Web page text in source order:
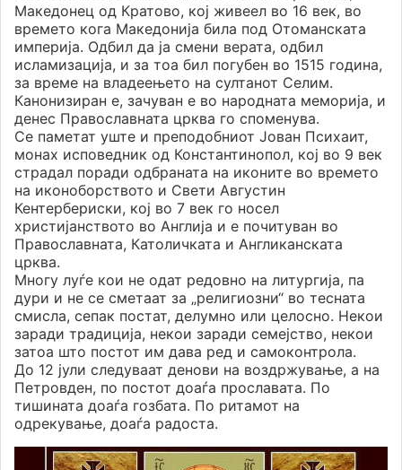
Македонец од Кратово, кој живеел во 16 век, во
времето кога Македонија била под Отоманската
империја. Одбил да ја смени верата, одбил
исламизација, и за тоа бил погубен во 1515 година,
за време на владеењето на султанот Селим.
Канонизиран е, зачуван е во народната меморија, и
денес Православната црква го споменува.
Се паметат уште и преподобниот Јован Психаит,
монах исповедник од Константинопол, кој во 9 век
страдал поради одбраната на иконите во времето
на иконоборството и Свети Августин
Кентербериски, кој во 7 век го носел
христијанството во Англија и е почитуван во
Православната, Католичката и Англиканската
црква.
Многу луѓе кои не одат редовно на литургија, па
дури и не се сметаат за „религиозни“ во тесната
смисла, сепак постат, делумно или целосно. Некои
заради традиција, некои заради семејство, некои
затоа што постот им дава ред и самоконтрола.
До 12 јули следуваат денови на воздржување, а на
Петровден, по постот доаѓа прославата. По
тишината доаѓа гозбата. По ритамот на
одрекување, доаѓа радоста.